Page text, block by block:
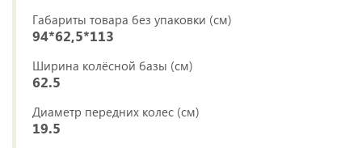
Габариты товара без упаковки (см)
94*62,5*113
Ширина колёсной базы (см)
62.5
Диаметр передних колес (см)
19.5